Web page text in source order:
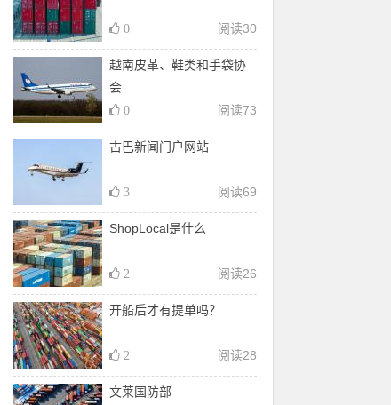
阅读30
0
越南皮革、鞋类和手袋协
会
阅读73
0
古巴新闻门户网站
阅读69
3
ShopLocal是什么
阅读26
2
开船后才有提单吗？
阅读28
2
文莱国防部